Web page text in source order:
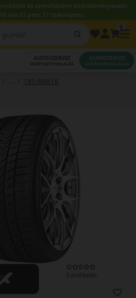
és szereltessen kedvezményesen!
óra 33 perc 36 másodperc.
AUTÓSZERVIZ
IDŐPONTFOGLALÁS
GUMISZERVIZ
IDŐPONTFOGLALÁS
185/60R16
0 értékelés